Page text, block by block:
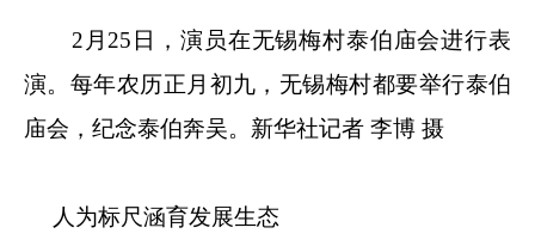
2月25日，演员在无锡梅村泰伯庙会进行表
演。每年农历正月初九，无锡梅村都要举行泰伯
庙会，纪念泰伯奔吴。新华社记者 李博 摄
人为标尺涵育发展生态